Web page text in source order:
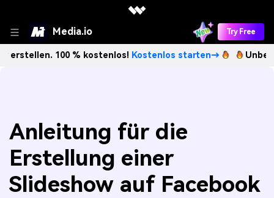
Media.io Try Free
100 % kostenlos! Kostenlos starten→ Unbegrenzt KI-
Anleitung für die
Erstellung einer
Slideshow auf Facebook